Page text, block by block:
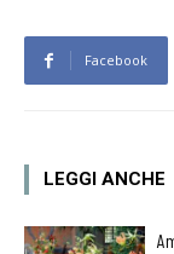
Facebook
LEGGI ANCHE